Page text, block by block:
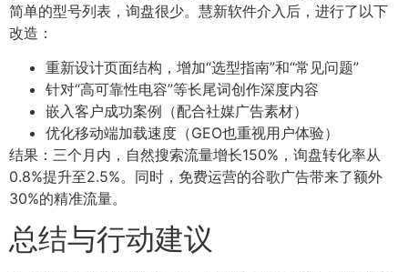
简单的型号列表，询盘很少。慧新软件介入后，进行了以下
改造：
重新设计页面结构，增加“选型指南”和“常见问题”
针对“高可靠性电容”等长尾词创作深度内容
嵌入客户成功案例（配合社媒广告素材）
优化移动端加载速度（GEO也重视用户体验）
结果：三个月内，自然搜索流量增长150%，询盘转化率从
0.8%提升至2.5%。同时，免费运营的谷歌广告带来了额外
30%的精准流量。
总结与行动建议